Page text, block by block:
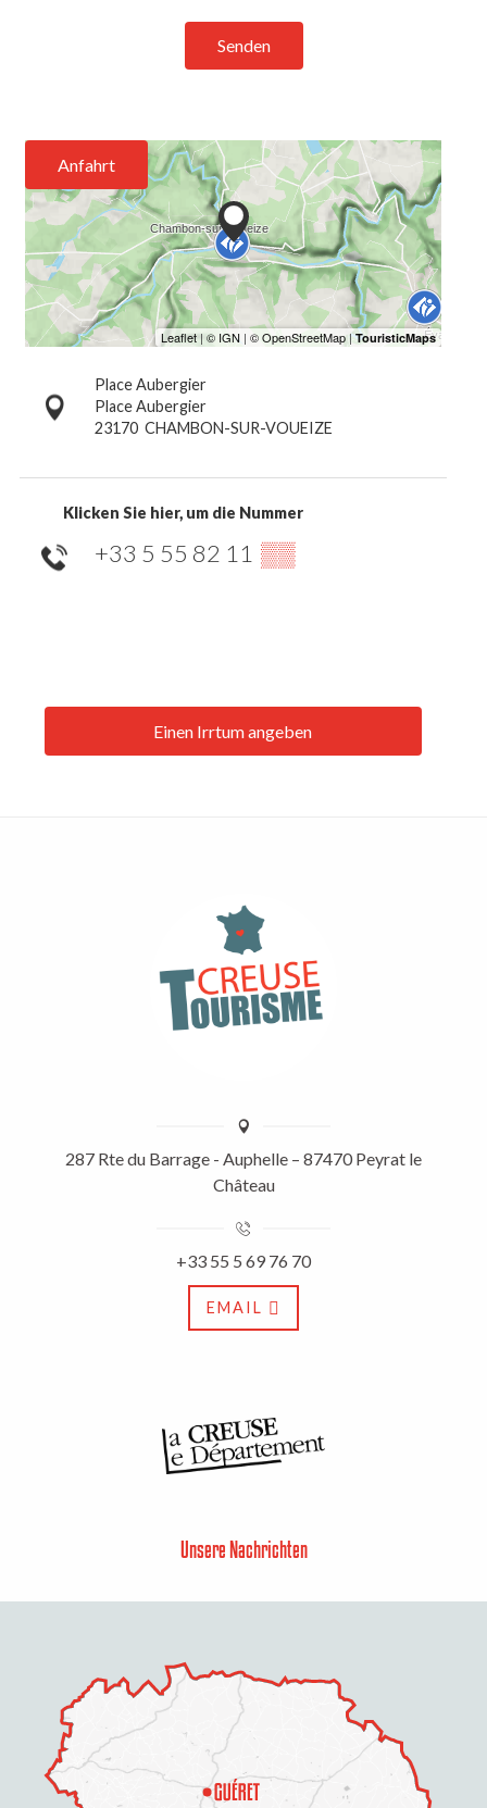
Senden
Anfahrt
Place Aubergier
Place Aubergier
23170 CHAMBON-SUR-VOUEIZE
Klicken Sie hier, um die Nummer
+33 5 55 82 11 ▒▒
Einen Irrtum angeben
287 Rte du Barrage - Auphelle – 87470 Peyrat le
Château
+33 55 5 69 76 70
EMAIL
Unsere Nachrichten